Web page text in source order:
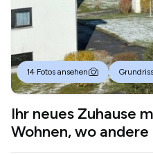
14 Fotos ansehen Grundriss
Ihr neues Zuhause
Wohnen, wo